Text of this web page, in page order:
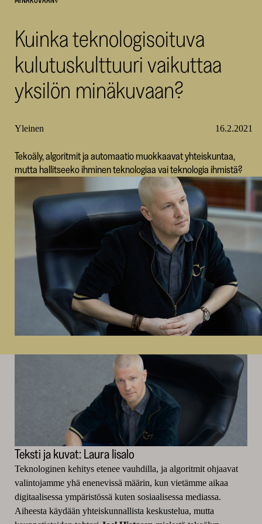
Kuinka teknologisoituva
kulutuskulttuuri vaikuttaa
yksilön minäkuvaan?
Yleinen 16.2.2021
Tekoäly, algoritmit ja automaatio muokkaavat yhteiskuntaa,
mutta hallitseeko ihminen teknologiaa vai teknologia ihmistä?
Teksti ja kuvat: Laura Iisalo
Teknologinen kehitys etenee vauhdilla, ja algoritmit ohjaavat
valintojamme yhä enenevissä määrin, kun vietämme aikaa
digitaalisessa ympäristössä kuten sosiaalisessa mediassa.
Aiheesta käydään yhteiskunnallista keskustelua, mutta